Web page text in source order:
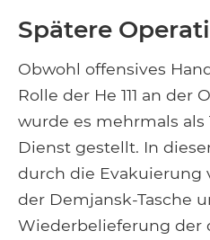
Spätere
Obwohl offensives
Rolle der He 111 an der
wurde es mehrmals
Dienst gestellt. In
durch die Evakuierung
der Demjansk-Tasche
Wiederbelieferung der